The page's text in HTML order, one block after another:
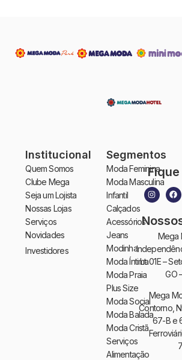
Institucional
Quem Somos
Clube Mega
Seja um Lojista
Nossas Lojas
Serviços
Novidades
Investidores
Segmentos
Moda Feminina
Moda Masculina
Infantil
Calçados
Acessórios
Jeans
Modinha
Moda Íntima
Moda Praia
Plus Size
Moda Social
Moda Balada
Moda Cristã
Serviços
Alimentação
Mega
Lt. 01E –
GO
Mega
Contorno,
67-B e